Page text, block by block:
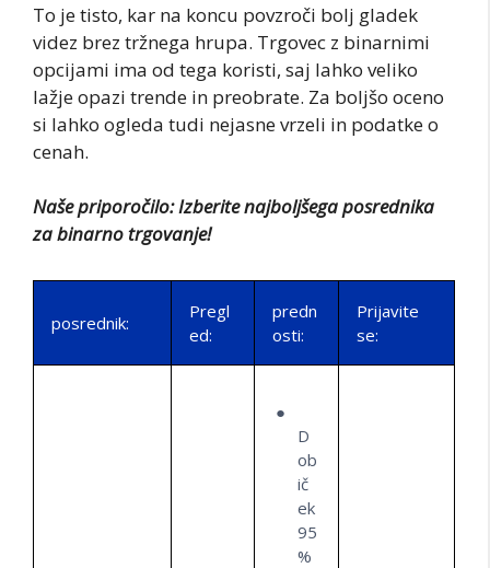
To je tisto, kar na koncu povzroči bolj gladek
videz brez tržnega hrupa. Trgovec z binarnimi
opcijami ima od tega koristi, saj lahko veliko
lažje opazi trende in preobrate. Za boljšo oceno
si lahko ogleda tudi nejasne vrzeli in podatke o
cenah.
Naše priporočilo: Izberite najboljšega posrednika
za binarno trgovanje!
posrednik:
Pregl
ed:
predn
osti:
Prijavite
se:
D
ob
ič
ek
95
%